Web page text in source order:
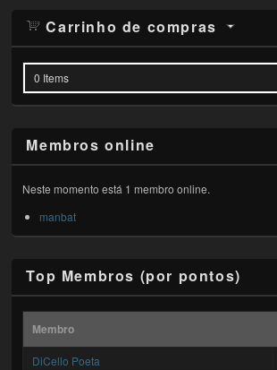
Carrinho de compras
0 Items
Membros online
Neste momento está 1 membro online.
manbat
Top Membros (por pontos)
Membro
DiCello Poeta